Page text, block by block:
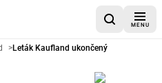
MENU
-
>Leták Kaufland ukončený